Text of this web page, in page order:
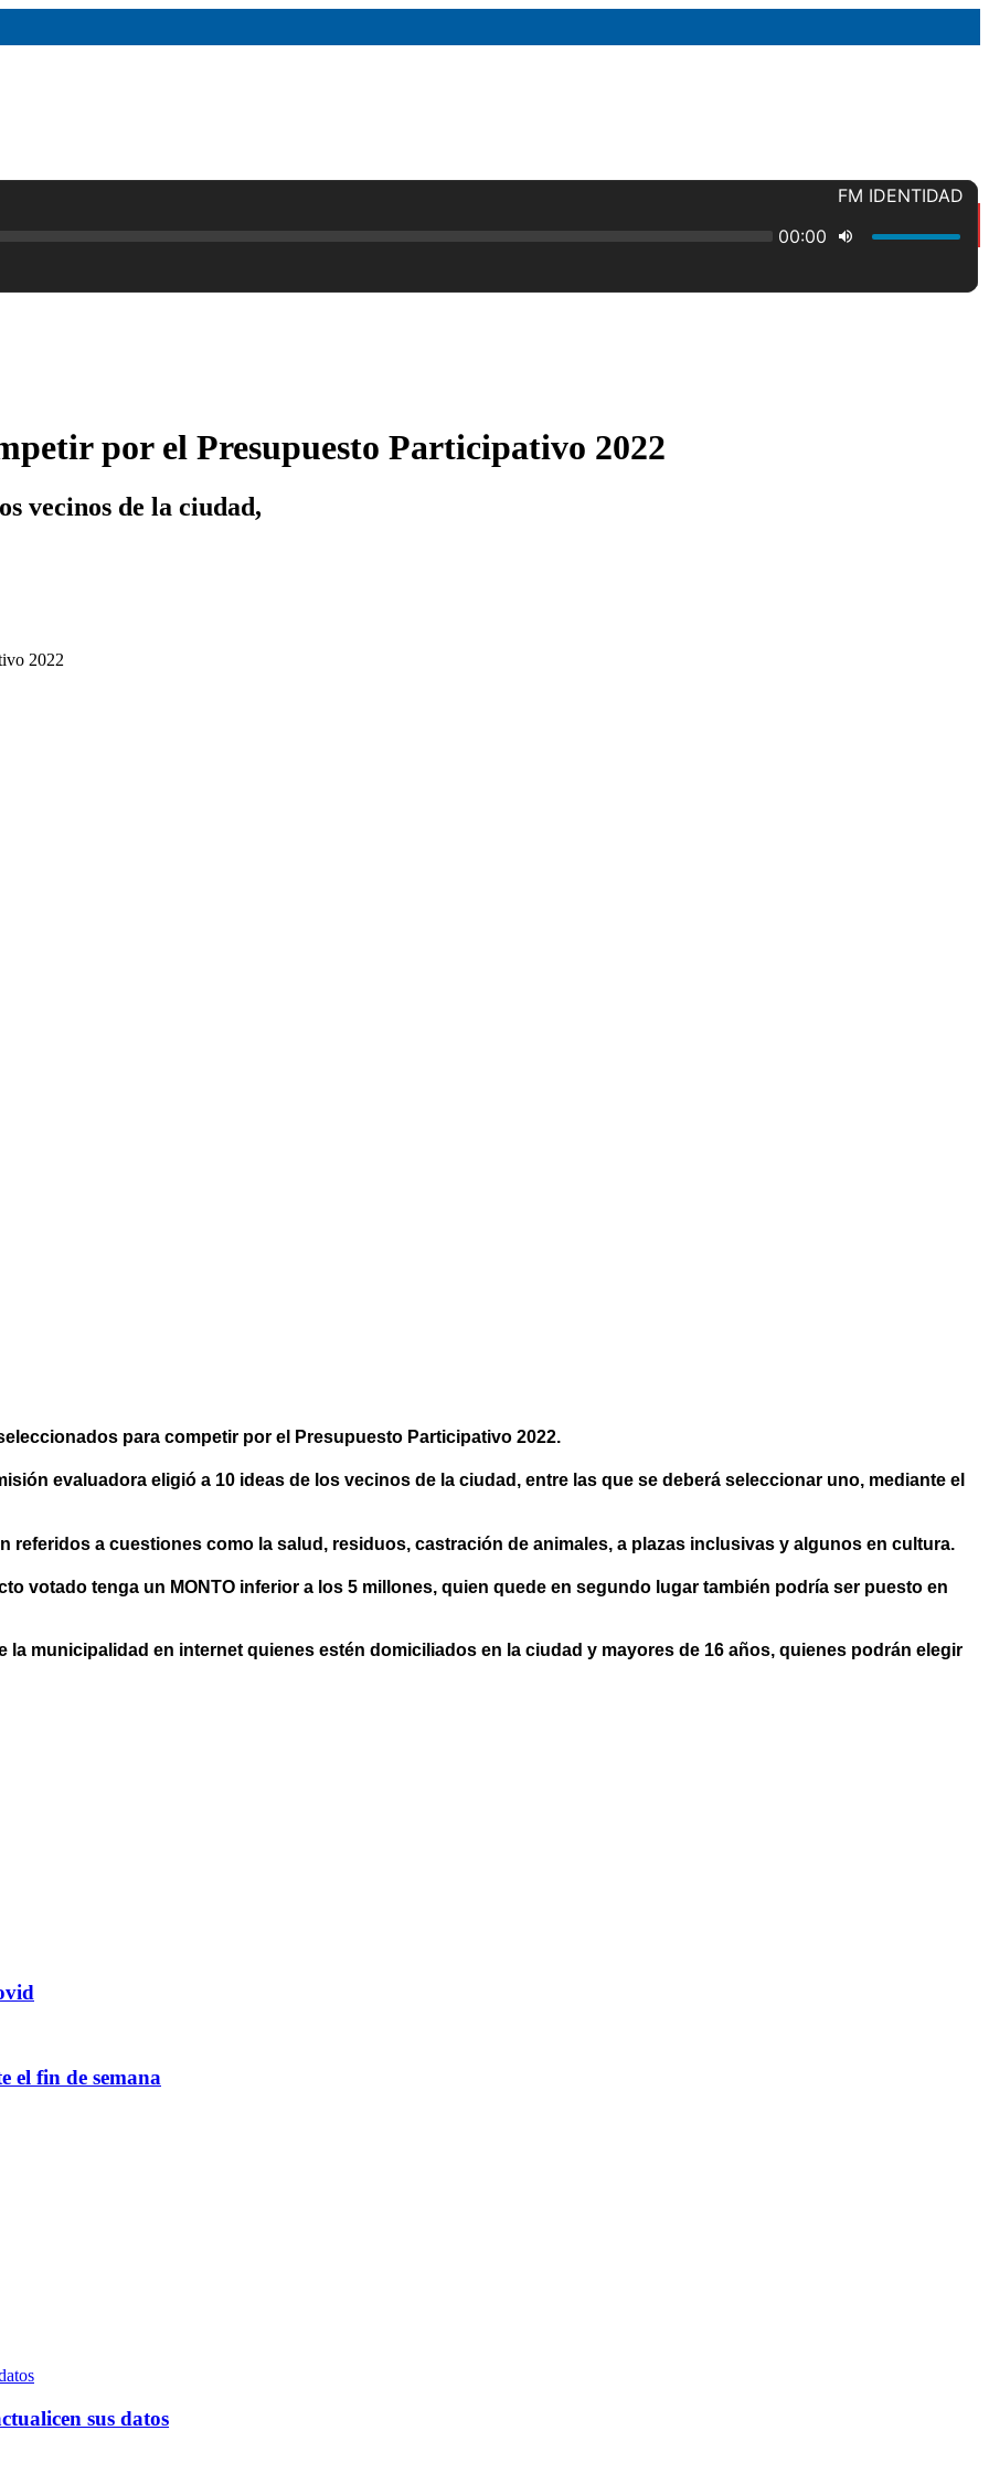
por el Presupuesto Participativo 2022
vecinos de la ciudad,
para competir por el Presupuesto Participativo 2022.
evaluadora eligió a 10 ideas de los vecinos de la ciudad, entre las que se deberá seleccionar uno, mediante el
referidos a cuestiones como la salud, residuos, castración de animales, a plazas inclusivas y algunos en cultura.
votado tenga un MONTO inferior a los 5 millones, quien quede en segundo lugar también podría ser puesto en
municipalidad en internet quienes estén domiciliados en la ciudad y mayores de 16 años, quienes podrán elegir
el fin de semana
sus datos